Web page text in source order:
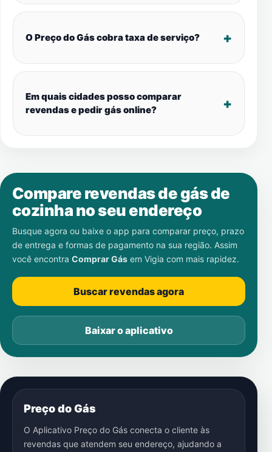
O Preço do Gás cobra taxa de serviço?
Em quais cidades posso comparar
revendas e pedir gás online?
Compare revendas de gás de
cozinha no seu endereço
Busque agora ou baixe o app para comparar preço, prazo
de entrega e formas de pagamento na sua região. Assim
você encontra Comprar Gás em Vigia com mais rapidez.
Buscar revendas agora
Baixar o aplicativo
Preço do Gás
O Aplicativo Preço do Gás conecta o cliente às
revendas que atendem seu endereço, ajudando a